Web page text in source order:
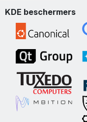
KDE beschermers